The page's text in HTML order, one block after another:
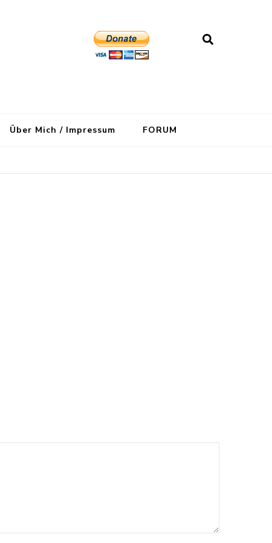
Über Mich / Impressum FORUM